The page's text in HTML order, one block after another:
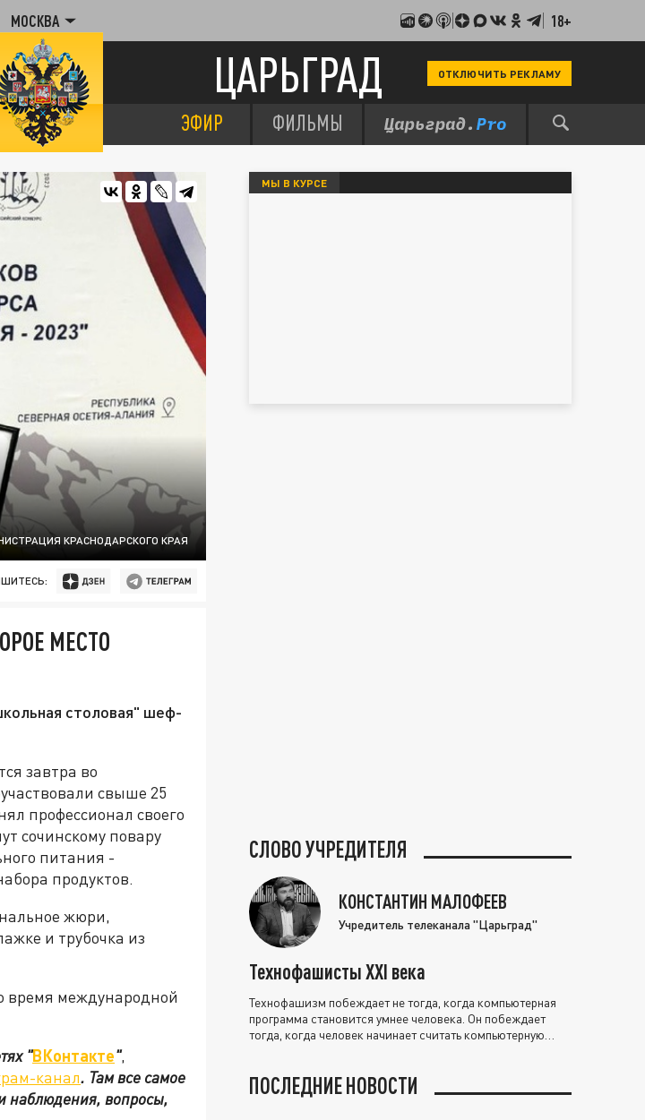
МОСКВА 18+
ЦАРЬГРАД ОТКЛЮЧИТЬ РЕКЛАМУ
ЭФИР ФИЛЬМЫ
КРАСНОДАРСКОГО КРАЯ
МЕСТО
столовая" шеф-
завтра во
свыше 25
профессионал своего
сочинскому повару
питания -
продуктов.
жюри,
и трубочка из
время международной
"ВКонтакте",
канал. Там все самое
наблюдения, вопросы,
МЫ В КУРСЕ
СЛОВО УЧРЕДИТЕЛЯ
КОНСТАНТИН МАЛОФЕЕВ
Учредитель телеканала "Царьград"
Технофашисты XXI века
Технофашизм побеждает не тогда, когда компьютерная
программа становится умнее человека. Он побеждает
тогда, когда человек начинает считать компьютерную
ПОСЛЕДНИЕ НОВОСТИ